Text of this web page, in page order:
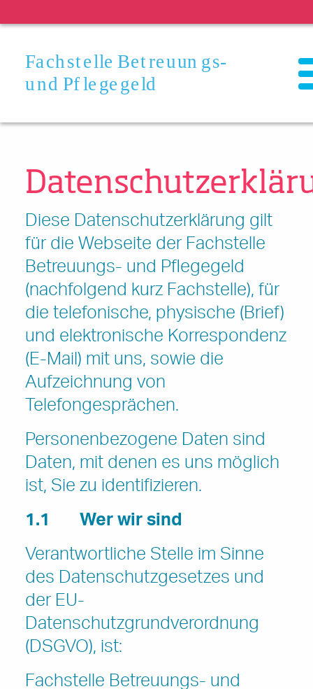
OFFENE STELLEN
Diese Datenschutzerklärung gilt
für die Webseite der Fachstelle
Betreuungs- und Pflegegeld
(nachfolgend kurz Fachstelle), für
die telefonische, physische (Brief)
und elektronische Korrespondenz
(E-Mail) mit uns, sowie die
Aufzeichnung von
Telefongesprächen.
Personenbezogene Daten sind
Daten, mit denen es uns möglich
ist, Sie zu identifizieren.
1.1 Wer wir sind
Verantwortliche Stelle im Sinne
des Datenschutzgesetzes und
der EU-
Datenschutzgrundverordnung
(DSGVO), ist: